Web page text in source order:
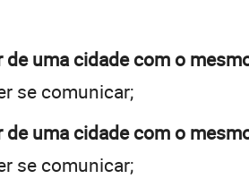
uma cidade com o
se comunicar;
uma cidade com o
se comunicar;